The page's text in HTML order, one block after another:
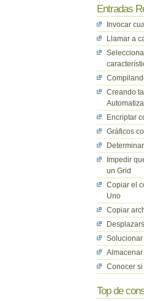
Entradas
Invocar
Llamar a
Creando
Encriptar
Gráficos
Impedir
un Grid
Copiar el
Uno
Copiar
Conocer
Top de